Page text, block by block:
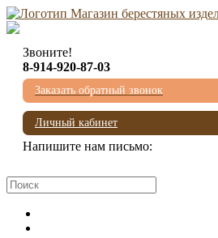
Звоните!
8-914-920-87-03
Заказать обратный звонок
Личный кабинет
Напишите нам письмо: